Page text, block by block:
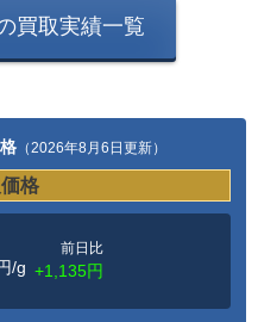
買取実績一覧
（2026年8月6日更新）
格
/g
前日比
+1,135円